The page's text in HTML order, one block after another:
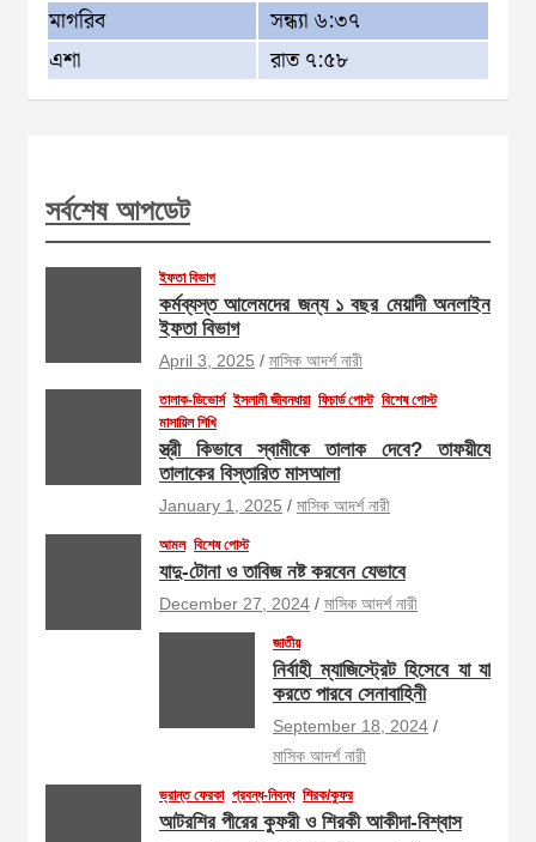
মাগরিব
সন্ধ্যা ৬:৩৭
এশা
রাত ৭:৫৮
সর্বশেষ আপডেট
ইফতা বিভাগ
কর্মব্যস্ত আলেমদের জন্য ১ বছর মেয়াদী অনলাইন
ইফতা বিভাগ
April 3, 2025 মাসিক আদর্শ নারী
তালাক-ডিভোর্স ইসলামী জীবনধারা ফিচার্ড পোস্ট বিশেষ পোস্ট
মাসায়িল শিখি
স্ত্রী কিভাবে স্বামীকে তালাক দেবে? তাফয়ীযে
তালাকের বিস্তারিত মাসআলা
January 1, 2025 মাসিক আদর্শ নারী
আমল বিশেষ পোস্ট
যাদু-টোনা ও তাবিজ নষ্ট করবেন যেভাবে
December 27, 2024 মাসিক আদর্শ নারী
জাতীয়
নির্বাহী ম্যাজিস্ট্রেট হিসেবে যা যা
করতে পারবে সেনাবাহিনী
September 18, 2024
মাসিক আদর্শ নারী
ভ্রান্ত ফেরকা প্রবন্ধ-নিবন্ধ শিরক/কুফর
আটরশির পীরের কুফরী ও শিরকী আকীদা-বিশ্বাস